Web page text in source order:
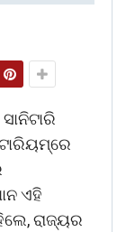
ଏହି
ରାଜ୍ୟର